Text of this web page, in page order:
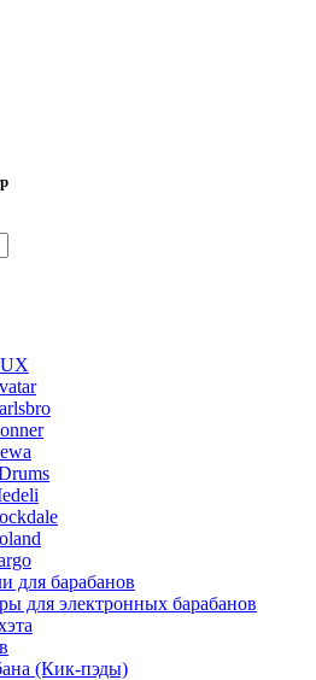
для барабанов
для электронных барабанов
(Кик-пэды)